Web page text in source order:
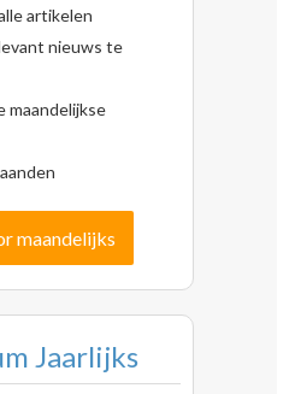
artikelen
nieuws te
maandelijkse
maandelijks
Jaarlijks